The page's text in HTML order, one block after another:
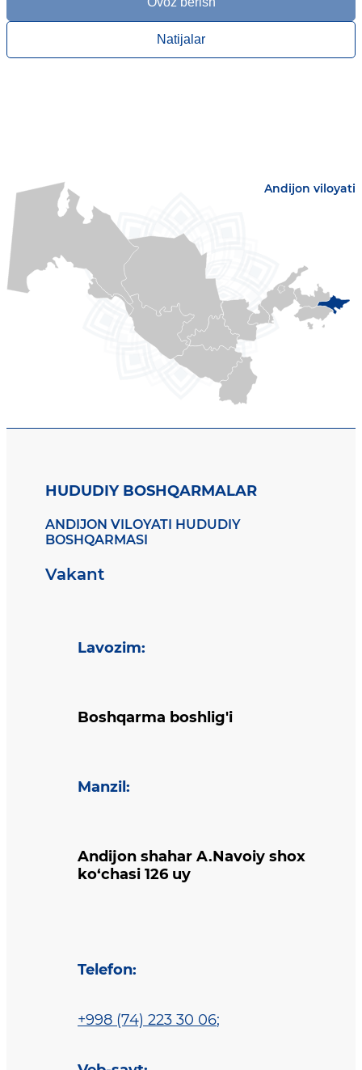
Natijalar
Andijon viloyati
HUDUDIY BOSHQARMALAR
ANDIJON VILOYATI HUDUDIY
BOSHQARMASI
Vakant
Lavozim:
Boshqarma boshlig'i
Manzil :
Andijon shahar A.Navoiy shox
ko‘chasi 126 uy
Telefon:
+998 (74) 223 30 06;